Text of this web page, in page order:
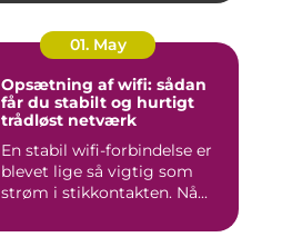
01. May
Opsætning af wifi: sådan
får du stabilt og hurtigt
trådløst netværk
En stabil wifi-forbindelse er
blevet lige så vigtig som
strøm i stikkontakten. Nå...